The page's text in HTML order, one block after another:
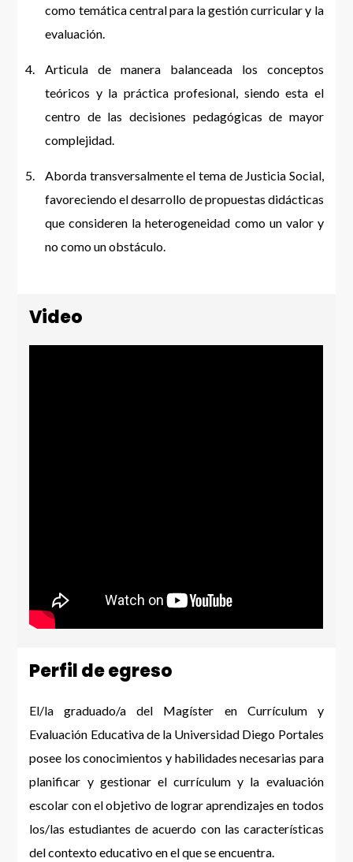
como temática central para la gestión curricular y la
evaluación.
Articula de manera balanceada los conceptos
teóricos y la práctica profesional, siendo esta el
centro de las decisiones pedagógicas de mayor
complejidad.
Aborda transversalmente el tema de Justicia Social,
favoreciendo el desarrollo de propuestas didácticas
que consideren la heterogeneidad como un valor y
no como un obstáculo.
Video
Perfil de egreso
El/la graduado/a del Magíster en Currículum y
Evaluación Educativa de la Universidad Diego Portales
posee los conocimientos y habilidades necesarias para
planificar y gestionar el currículum y la evaluación
escolar con el objetivo de lograr aprendizajes en todos
los/las estudiantes de acuerdo con las características
del contexto educativo en el que se encuentra.